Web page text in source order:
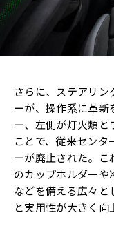
さらに、ステアリ
ーが、操作系に革新
ー、左側が灯火類と
ことで、従来センタ
ーが廃止された。こ
のカップホルダーや
などを備える広々と
と実用性が大きく向